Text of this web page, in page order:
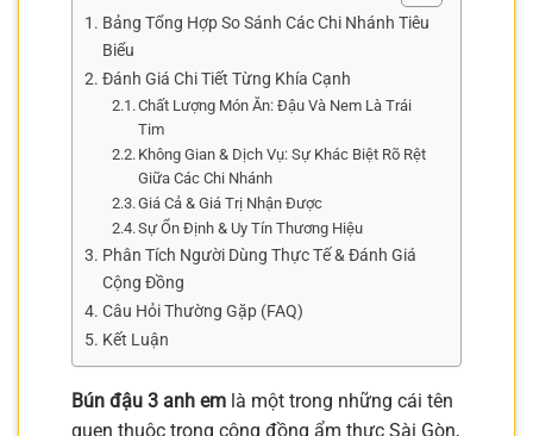
Bảng Tổng Hợp So Sánh Các Chi Nhánh Tiêu
Biểu
Đánh Giá Chi Tiết Từng Khía Cạnh
Chất Lượng Món Ăn: Đậu Và Nem Là Trái
Tim
Không Gian & Dịch Vụ: Sự Khác Biệt Rõ Rệt
Giữa Các Chi Nhánh
Giá Cả & Giá Trị Nhận Được
Sự Ổn Định & Uy Tín Thương Hiệu
Phân Tích Người Dùng Thực Tế & Đánh Giá
Cộng Đồng
Câu Hỏi Thường Gặp (FAQ)
Kết Luận
Bún đậu 3 anh em là một trong những cái tên
quen thuộc trong cộng đồng ẩm thực Sài Gòn,